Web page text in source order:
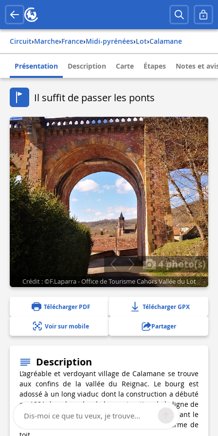
Circuit› Marche› france› midi-pyrénées› lot› calamane
Présentation Description Carte Étapes Notes et
Il suffit de passer les ponts
4 photo(s)
Crédit : ©F.Laparra - Office de Tourisme Cahors Vallée du Lot
Télécharger PDF Télécharger GPX
Voir sur mobile Partager
Description
L’agréable et verdoyant village de Calamane se trouve
aux confins de la vallée du Reignac. Le bourg est
adossé à un long viaduc dont la construction a débuté
en 1881 dans le cadre de la construction de la ligne de
train Paris-Toulouse. Le nom de calaman, désignant le
faîte du toit, fait référence à une colline en forme de
Dis-moi ce que tu veux, je trouve...